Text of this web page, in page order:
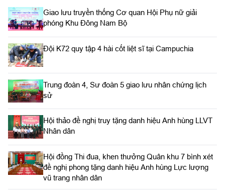
Giao lưu truyền thống Cơ quan Hội Phụ nữ giải
phóng Khu Đông Nam Bộ
Đội K72 quy tập 4 hài cốt liệt sĩ tại Campuchia
Trung đoàn 4, Sư đoàn 5 giao lưu nhân chứng lịch
sử
Hội thảo đề nghị truy tặng danh hiệu Anh hùng LLVT
Nhân dân
Hội đồng Thi đua, khen thưởng Quân khu 7 bình xét
đề nghị phong tặng danh hiệu Anh hùng Lực lượng
vũ trang nhân dân